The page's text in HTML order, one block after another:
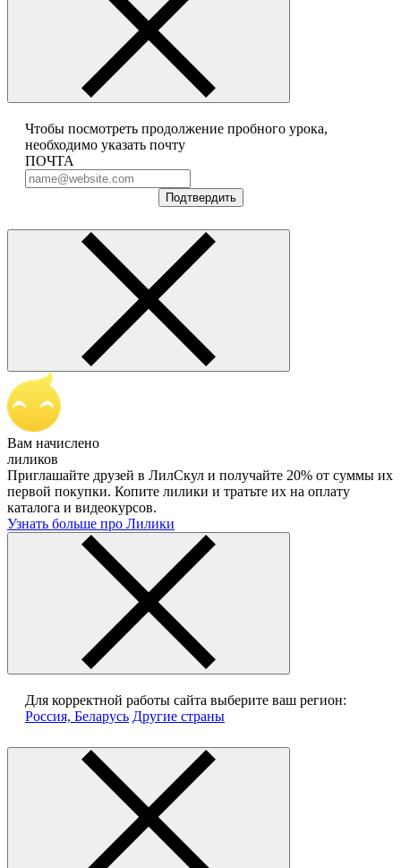
Чтобы посмотреть продолжение пробного урока,
необходимо указать почту
ПОЧТА
Подтвердить
Вам начислено
лиликов
Приглашайте друзей в ЛилСкул и получайте 20% от суммы их
первой покупки. Копите лилики и тратьте их на оплату
каталога и видеокурсов.
Узнать больше про Лилики
Для корректной работы сайта выберите ваш регион:
Россия, Беларусь Другие страны